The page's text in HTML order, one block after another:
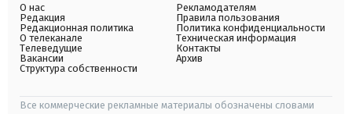
О нас
Редакция
Редакционная политика
О телеканале
Телеведущие
Вакансии
Структура собственности
Рекламодателям
Правила пользования
Политика конфиденциальности
Техническая информация
Контакты
Архив
Все коммерческие рекламные материалы обозначены словами